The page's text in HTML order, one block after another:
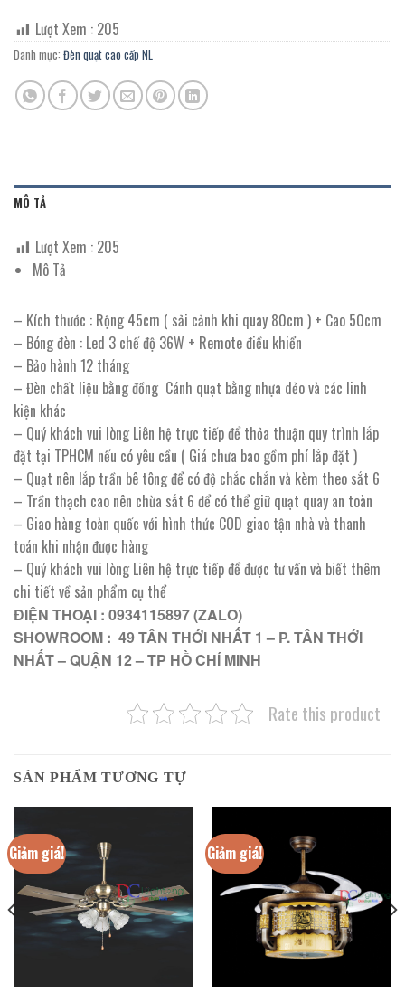
Lượt Xem : 205
Danh mục: Đèn quạt cao cấp NL
MÔ TẢ
Lượt Xem : 205
Mô Tả
– Kích thước : Rộng 45cm ( sải cảnh khi quay 80cm ) + Cao 50cm
– Bóng đèn : Led 3 chế độ 36W + Remote điều khiển
– Bảo hành 12 tháng
– Đèn chất liệu bằng đồng Cánh quạt bằng nhựa dẻo và các linh
kiện khác
– Quý khách vui lòng Liên hệ trực tiếp để thỏa thuận quy trình lắp
đặt tại TPHCM nếu có yêu cầu ( Giá chưa bao gồm phí lắp đặt )
– Quạt nên lắp trần bê tông để có độ chắc chắn và kèm theo sắt 6
– Trần thạch cao nên chừa sắt 6 để có thể giữ quạt quay an toàn
– Giao hàng toàn quốc với hình thức COD giao tận nhà và thanh
toán khi nhận được hàng
– Quý khách vui lòng Liên hệ trực tiếp để được tư vấn và biết thêm
chi tiết về sản phẩm cụ thể
ĐIỆN THOẠI : 0934115897 (ZALO)
SHOWROOM : 49 TÂN THỚI NHẤT 1 – P. TÂN THỚI
NHẤT – QUẬN 12 – TP HỒ CHÍ MINH
Rate this product
SẢN PHẨM TƯƠNG TỰ
Giảm giá! Giảm giá!